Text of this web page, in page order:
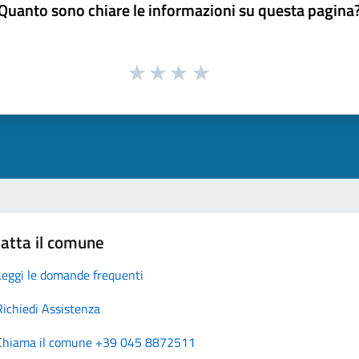
sono chiare le informazioni su questa
il comune
le domande frequenti
Assistenza
il comune +39 045 8872511